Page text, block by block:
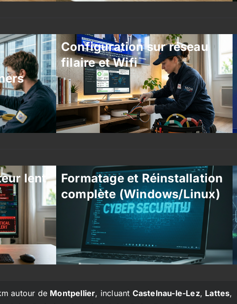
Configuration sur réseau
filaire et Wifi
lent
Formatage et Réinstallation
complète (Windows/Linux)
autour de Montpellier, incluant Castelnau-le-Lez, Lattes,